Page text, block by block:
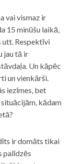
vai vismaz ir
15 minūšu laikā,
utt. Respektīvi
jau tā ir
Un kāpēc
un vienkārši.
iezīmes, bet
kādam
ir domāts tikai
palīdzēs